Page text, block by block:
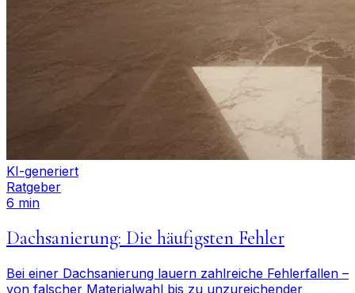
KI-generiert
Ratgeber
6 min
Dachsanierung: Die häufigsten Fehler
Bei einer Dachsanierung lauern zahlreiche Fehlerfallen –
von falscher Materialwahl bis zu unzureichender